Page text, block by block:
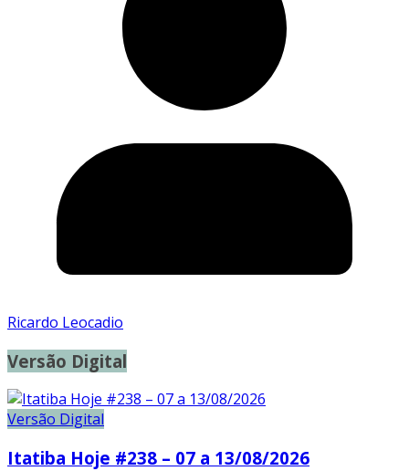
Ricardo Leocadio
Versão Digital
Versão Digital
Itatiba Hoje #238 – 07 a 13/08/2026